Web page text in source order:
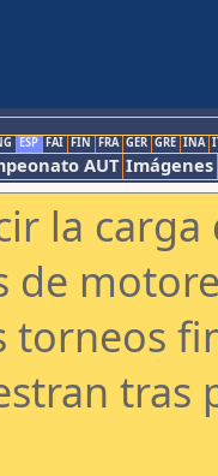
ESP FAI FIN FRA GER GRE INA
AUT Imágenes
la
de
torneos
tras